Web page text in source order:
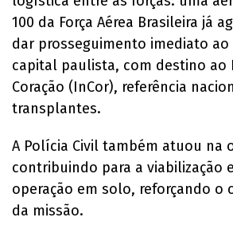
100 da Força Aérea Brasileira já
dar prosseguimento imediato
capital paulista, com destino
Coração (InCor), referência
transplantes.
A Polícia Civil também atuou na
contribuindo para a viabilização
operação em solo, reforçando o
da missão.